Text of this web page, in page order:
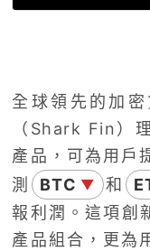
全球領先的加
（Shark Fin）
產品，可為用戶
測
BTC ▼ 和
報利潤。這項創
產品組合，更為